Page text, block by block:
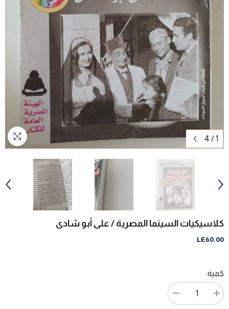
1
/
4
كلاسيكيات السينما المصرية / على أبو شادى
LE60.00
كمية:
تقليل
الكمية
زيادة
الكمية